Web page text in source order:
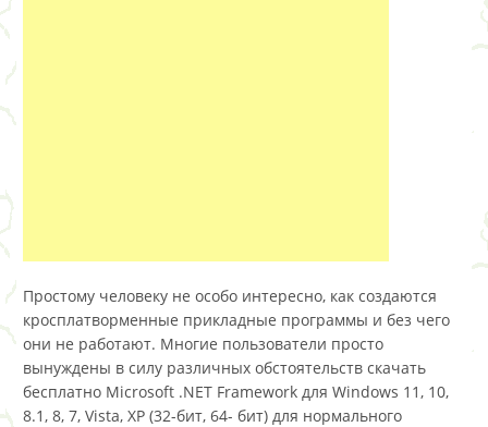
Простому человеку не особо интересно, как создаются
кросплатворменные прикладные программы и без чего
они не работают. Многие пользователи просто
вынуждены в силу различных обстоятельств скачать
бесплатно Microsoft .NET Framework для Windows 11, 10,
8.1, 8, 7, Vista, XP (32-бит, 64- бит) для нормального